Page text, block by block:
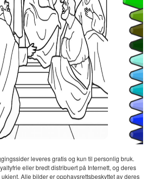
leveres gratis og kun til personlig bruk.
eller bredt distribuert på Internett, og deres
Alle bilder er opphavsrettsbeskyttet av deres